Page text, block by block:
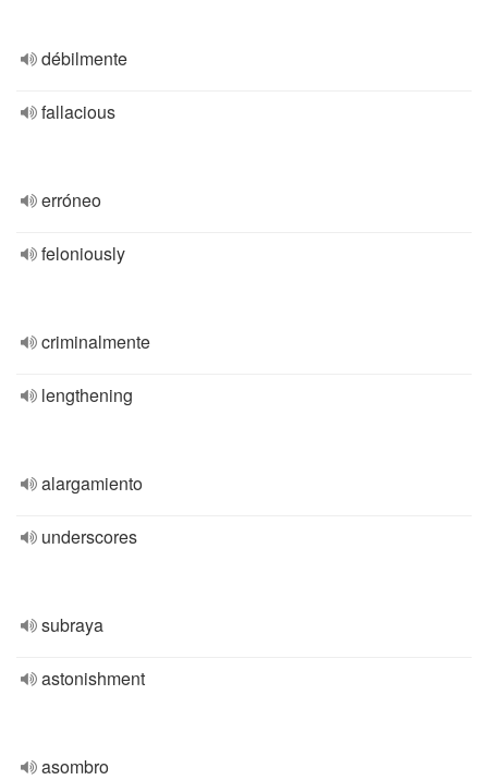
débilmente
fallacious
erróneo
feloniously
criminalmente
lengthening
alargamiento
underscores
subraya
astonishment
asombro